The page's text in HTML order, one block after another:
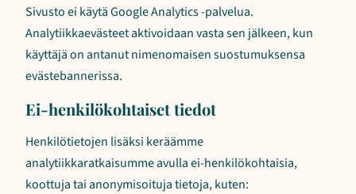
Sivusto ei käytä Google Analytics -palvelua.
Analytiikkaevästeet aktivoidaan vasta sen jälkeen, kun
käyttäjä on antanut nimenomaisen suostumuksensa
evästebannerissa.
Ei-henkilökohtaiset tiedot
Henkilötietojen lisäksi keräämme
analytiikkaratkaisumme avulla ei-henkilökohtaisia,
koottuja tai anonymisoituja tietoja, kuten: